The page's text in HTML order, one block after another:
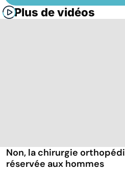
Plus de vidéos
Non, la chirurgie
réservée aux hommes